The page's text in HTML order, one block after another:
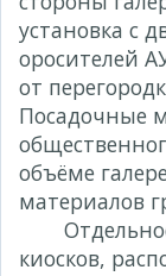
установка с
оросителей
от
Посадочные
объёме
материалов
киосков,